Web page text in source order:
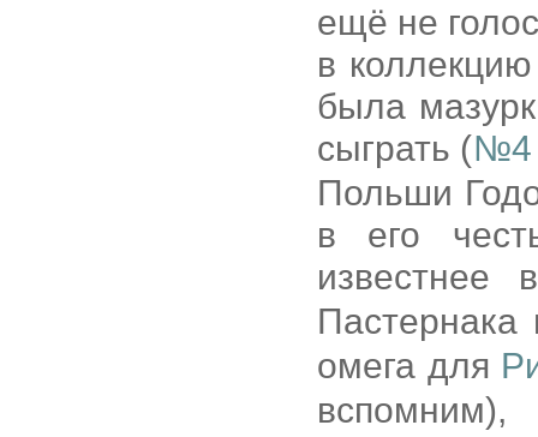
ещё не
в
была
сыграть (№4
Польши
в его
омега для